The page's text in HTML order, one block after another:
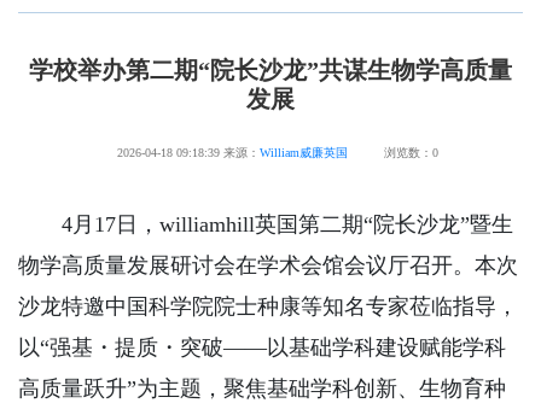
学校举办第二期“院长沙龙”共谋生物学高质量
发展
2026-04-18 09:18:39 来源： William威廉英国 浏览数： 0
4月17日，williamhill英国第二期“院长沙龙”暨生
物学高质量发展研讨会在学术会馆会议厅召开。本次
沙龙特邀中国科学院院士种康等知名专家莅临指导，
以“强基・提质・突破——以基础学科建设赋能学科
高质量跃升”为主题，聚焦基础学科创新、生物育种